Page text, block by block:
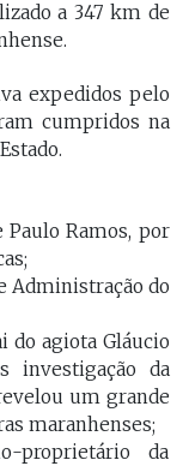
a 347 km de
expedidos pelo
cumpridos na
Ramos, por
Administração do
do agiota Gláucio
investigação da
um grande
maranhenses;
proprietário da